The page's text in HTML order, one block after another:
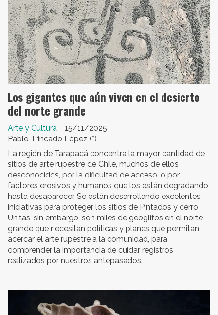
Los gigantes que aún viven en el desierto
del norte grande
Pablo Trincado López (*)
Arte y Cultura 15/11/2025
La región de Tarapacá concentra la mayor cantidad de
sitios de arte rupestre de Chile, muchos de ellos
desconocidos, por la dificultad de acceso, o por
factores erosivos y humanos que los están degradando
hasta desaparecer. Se están desarrollando excelentes
iniciativas para proteger los sitios de Pintados y cerro
Unitas, sin embargo, son miles de geoglifos en el norte
grande que necesitan políticas y planes que permitan
acercar el arte rupestre a la comunidad, para
comprender la importancia de cuidar registros
realizados por nuestros antepasados.